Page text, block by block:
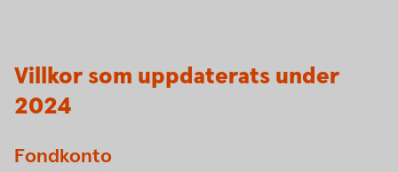
Villkor som uppdaterats under
2024
Fondkonto